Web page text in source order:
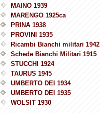
MAINO 1939
MARENGO 1925ca
PRINA 1938
PROVINI 1935
Ricambi Bianchi militari 1942
Schede Bianchi Militari 1915
STUCCHI 1924
TAURUS 1945
UMBERTO DEI 1934
UMBERTO DEI 1935
WOLSIT 1930